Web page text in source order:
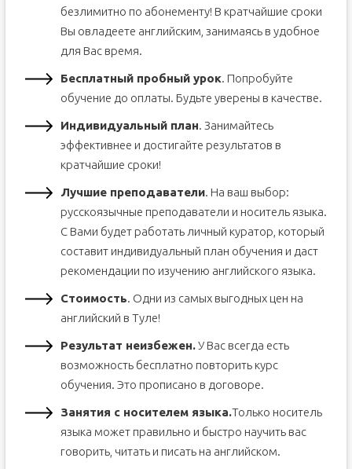
безлимитно по абонементу! В кратчайшие сроки
Вы овладеете английским, занимаясь в удобное
для Вас время.
Бесплатный пробный урок. Попробуйте
обучение до оплаты. Будьте уверены в качестве.
Индивидуальный план. Занимайтесь
эффективнее и достигайте результатов в
кратчайшие сроки!
Лучшие преподаватели. На ваш выбор:
русскоязычные преподаватели и носитель языка.
С Вами будет работать личный куратор, который
составит индивидуальный план обучения и даст
рекомендации по изучению английского языка.
Стоимость. Одни из самых выгодных цен на
английский в Туле!
Результат неизбежен.У Вас всегда есть
возможность бесплатно повторить курс
обучения. Это прописано в договоре.
Занятия с носителем языка.Только носитель
языка может правильно и быстро научить вас
говорить, читать и писать на английском.